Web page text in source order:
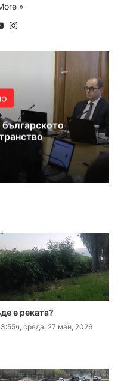
»
Yo
ub ra
е реката?
сряда, 27 май, 2026